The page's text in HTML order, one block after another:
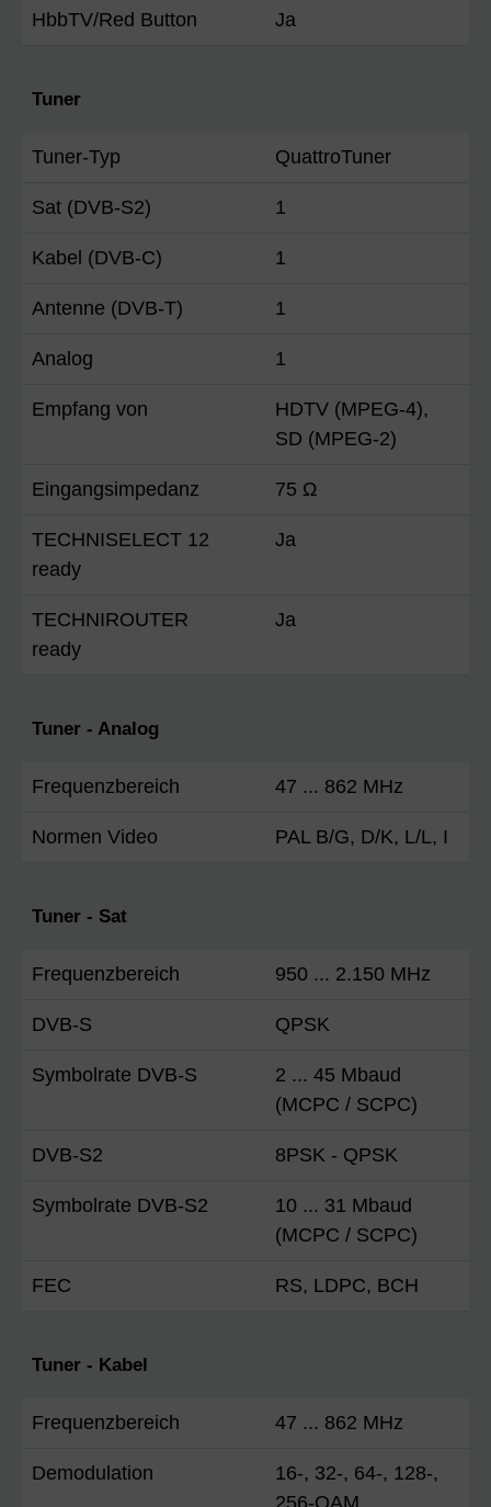
HbbTV/Red Button Ja
Tuner
Tuner-Typ QuattroTuner
Sat (DVB-S2) 1
Kabel (DVB-C) 1
Antenne (DVB-T) 1
Analog 1
Empfang von
HDTV (MPEG-4),
SD (MPEG-2)
Eingangsimpedanz 75 Ω
TECHNISELECT 12
ready
Ja
TECHNIROUTER
ready
Ja
Tuner - Analog
Frequenzbereich 47 ... 862 MHz
Normen Video PAL B/G, D/K, L/L, I
Tuner - Sat
Frequenzbereich 950 ... 2.150 MHz
DVB-S QPSK
Symbolrate DVB-S
2 ... 45 Mbaud
(MCPC / SCPC)
DVB-S2 8PSK - QPSK
Symbolrate DVB-S2
10 ... 31 Mbaud
(MCPC / SCPC)
FEC RS, LDPC, BCH
Tuner - Kabel
Frequenzbereich 47 ... 862 MHz
Demodulation
16-, 32-, 64-, 128-,